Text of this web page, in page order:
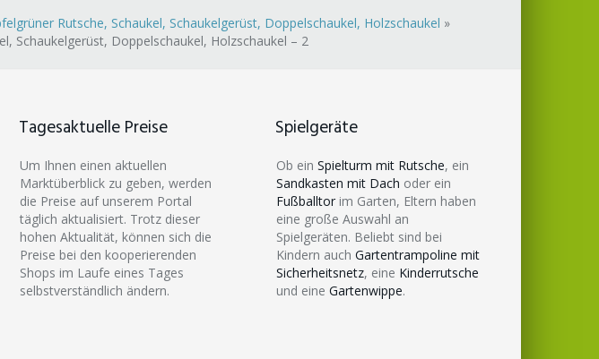
Rutsche, Schaukel, Schaukelgerüst, Doppelschaukel, Holzschaukel »
Schaukelgerüst, Doppelschaukel, Holzschaukel – 2
Tagesaktuelle Preise
Um Ihnen einen aktuellen
Marktüberblick zu geben, werden
die Preise auf unserem Portal
täglich aktualisiert. Trotz dieser
hohen Aktualität, können sich die
Preise bei den kooperierenden
Shops im Laufe eines Tages
selbstverständlich ändern.
Spielgeräte
Ob ein Spielturm mit Rutsche, ein
Sandkasten mit Dach oder ein
Fußballtor im Garten, Eltern haben
eine große Auswahl an
Spielgeräten. Beliebt sind bei
Kindern auch Gartentrampoline mit
Sicherheitsnetz, eine Kinderrutsche
und eine Gartenwippe.